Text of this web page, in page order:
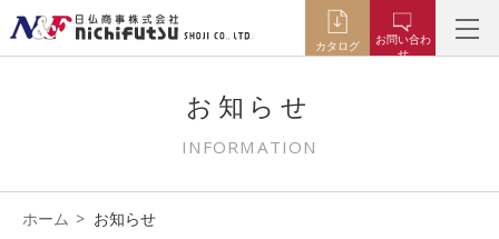
カタログ
お問い合わ
せ
お知らせ
INFORMATION
ホーム お知らせ